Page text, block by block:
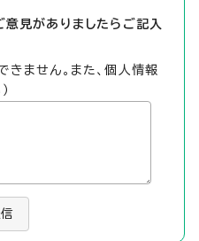
意見がありましたらご記入
きません。また、個人情報